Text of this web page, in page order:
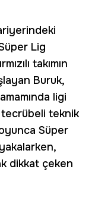
Lig
takımın
Buruk,
ligi
tecrübeli teknik
Süper
dikkat çeken